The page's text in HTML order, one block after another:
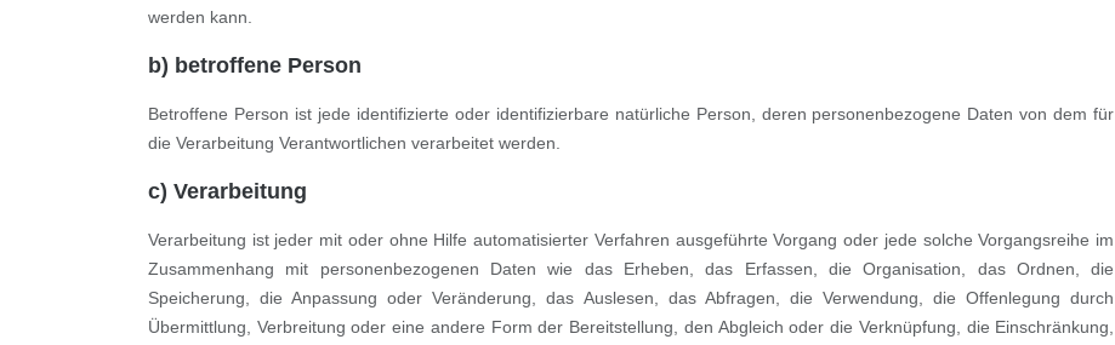
werden kann.
b) betroffene Person
Betroffene Person ist jede identifizierte oder identifizierbare natürliche Person, deren personenbezogene Daten von dem für
die Verarbeitung Verantwortlichen verarbeitet werden.
c) Verarbeitung
Verarbeitung ist jeder mit oder ohne Hilfe automatisierter Verfahren ausgeführte Vorgang oder jede solche Vorgangsreihe im
Zusammenhang mit personenbezogenen Daten wie das Erheben, das Erfassen, die Organisation, das Ordnen, die
Speicherung, die Anpassung oder Veränderung, das Auslesen, das Abfragen, die Verwendung, die Offenlegung durch
Übermittlung, Verbreitung oder eine andere Form der Bereitstellung, den Abgleich oder die Verknüpfung, die Einschränkung,